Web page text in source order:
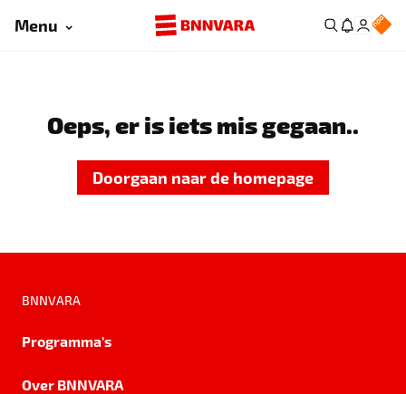
Menu
Oeps, er is iets mis gegaan..
Doorgaan naar de homepage
BNNVARA
Programma's
Over BNNVARA